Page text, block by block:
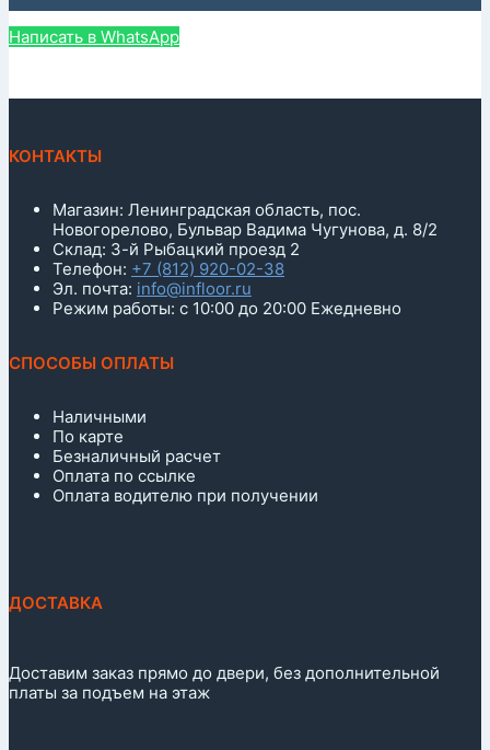
Написать в WhatsApp
КОНТАКТЫ
Магазин: Ленинградская область, пос.
Новогорелово, Бульвар Вадима Чугунова, д. 8/2
Склад: 3-й Рыбацкий проезд 2
Телефон: +7 (812) 920-02-38
Эл. почта: info@infloor.ru
Режим работы: с 10:00 до 20:00 Ежедневно
СПОСОБЫ ОПЛАТЫ
Наличными
По карте
Безналичный расчет
Оплата по ссылке
Оплата водителю при получении
ДОСТАВКА
Доставим заказ прямо до двери, без дополнительной
платы за подъем на этаж